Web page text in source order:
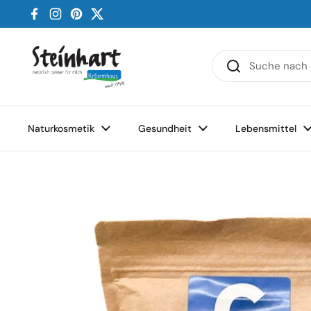
Zum Inhalt springen
Facebook
Instagram
Pinterest
Twitter
Naturkosmetik Gesundheit Lebensmittel